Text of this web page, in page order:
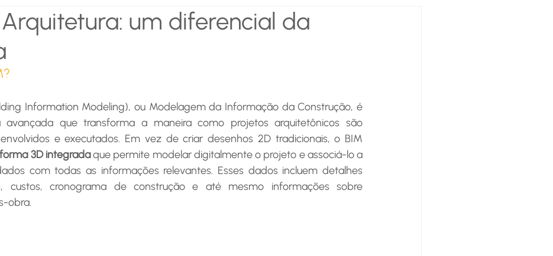
um diferencial da
Information Modeling), ou Modelagem da Informação da Construção, é
avançada que transforma a maneira como projetos arquitetônicos são
e executados. Em vez de criar desenhos 2D tradicionais, o BIM
3D integrada que permite modelar digitalmente o projeto e associá-lo a
com todas as informações relevantes. Esses dados incluem detalhes
custos, cronograma de construção e até mesmo informações sobre
obra.